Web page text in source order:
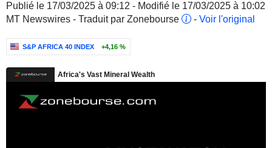
Publié le 17/03/2025 à 09:12 - Modifié le 17/03/2025 à 10:02
MT Newswires - Traduit par Zonebourse
- Voir l'original
S&P AFRICA 40 INDEX +4,16 %